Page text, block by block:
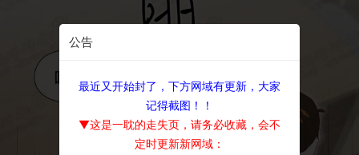
公告
最近又开始封了，下方网域有更新，大家
记得截图！！
▼这是一耽的走失页，请务必收藏，会不
定时更新新网域：